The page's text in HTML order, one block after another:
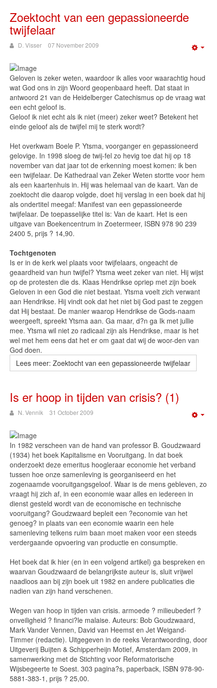
Zoektocht van een gepassioneerde
twijfelaar
D. Visser 07 November 2009
Geloven is zeker weten, waardoor ik alles voor waarachtig houd
wat God ons in zijn Woord geopenbaard heeft. Dat staat in
antwoord 21 van de Heidelberger Catechismus op de vraag wat
een echt geloof is.
Geloof ik niet echt als ik niet (meer) zeker weet? Betekent het
einde geloof als de twijfel mij te sterk wordt?
Het overkwam Boele P. Ytsma, voorganger en gepassioneerd
gelovige. In 1998 sloeg de twij-fel zo hevig toe dat hij op 18
november van dat jaar tot de erkenning moest komen: ik ben
een twijfelaar. De Kathedraal van Zeker Weten stortte voor hem
als een kaartenhuis in. Hij was helemaal van de kaart. Van de
zoektocht die daarop volgde, doet hij verslag in een boek dat hij
als ondertitel meegaf: Manifest van een gepassioneerde
twijfelaar. De toepasselijke titel is: Van de kaart. Het is een
uitgave van Boekencentrum in Zoetermeer, ISBN 978 90 239
2400 5, prijs ? 14,90.
Tochtgenoten
Is er in de kerk wel plaats voor twijfelaars, ongeacht de
geaardheid van hun twijfel? Ytsma weet zeker van niet. Hij wijst
op de protesten die ds. Klaas Hendrikse opriep met zijn boek
Geloven in een God die niet bestaat. Ytsma voelt zich verwant
aan Hendrikse. Hij vindt ook dat het niet bij God past te zeggen
dat Hij bestaat. De manier waarop Hendrikse de Gods-naam
weergeeft, spreekt Ytsma aan. Ga maar, d?n ga Ik met jullie
mee. Ytsma wil niet zo radicaal zijn als Hendrikse, maar is het
wel met hem eens dat het er om gaat dat wij de woor-den van
God doen.
Lees meer: Zoektocht van een gepassioneerde twijfelaar
Is er hoop in tijden van crisis? (1)
N. Vennik 31 October 2009
In 1982 verscheen van de hand van professor B. Goudzwaard
(1934) het boek Kapitalisme en Vooruitgang. In dat boek
onderzoekt deze emeritus hoogleraar economie het verband
tussen hoe onze samenleving is georganiseerd en het
zogenaamde vooruitgangsgeloof. Waar is de mens gebleven, zo
vraagt hij zich af, in een economie waar alles en iedereen in
dienst gesteld wordt van de economische en technische
vooruitgang? Goudzwaard bepleit een ?economie van het
genoeg? in plaats van een economie waarin een hele
samenleving telkens ruim baan moet maken voor een steeds
verdergaande opvoering van productie en consumptie.
Het boek dat ik hier (en in een volgend artikel) ga bespreken en
waarvan Goudzwaard de belangrijkste auteur is, sluit vrijwel
naadloos aan bij zijn boek uit 1982 en andere publicaties die
nadien van zijn hand verschenen.
Wegen van hoop in tijden van crisis. armoede ? milieubederf ?
onveiligheid ? financi?le malaise. Auteurs: Bob Goudzwaard,
Mark Vander Vennen, David van Heemst en Jet Weigand-
Timmer (redactie). Uitgegeven in de reeks Verantwoording, door
Uitgeverij Buijten & Schipperheijn Motief, Amsterdam 2009, in
samenwerking met de Stichting voor Reformatorische
Wijsbegeerte te Soest. 303 pagina?s, paperback, ISBN 978-90-
5881-383-1, prijs ? 25,00.